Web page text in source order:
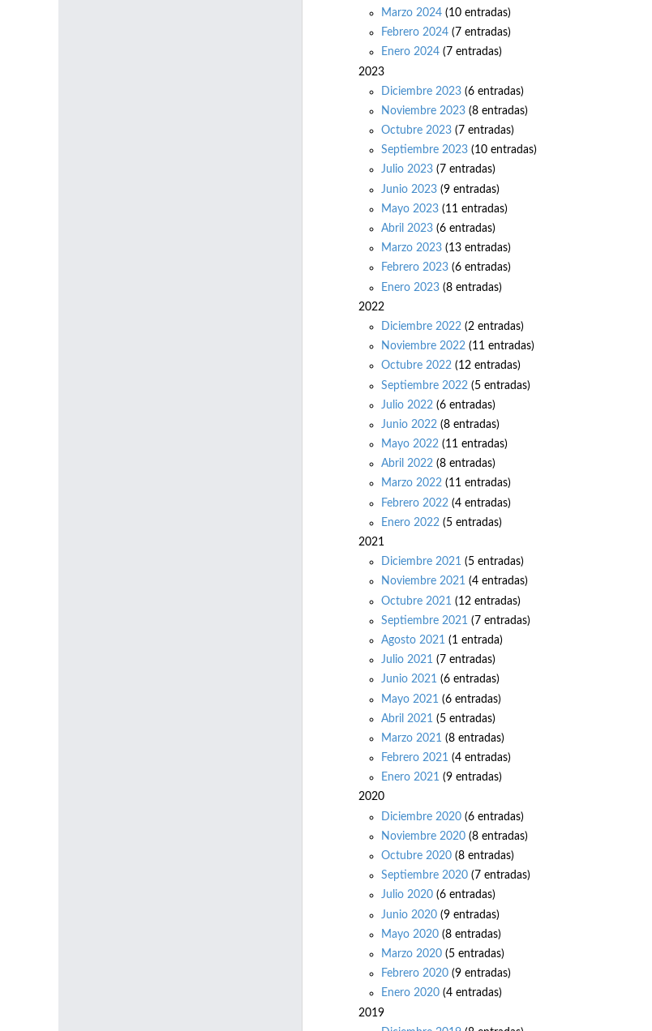
Marzo 2024 (10 entradas)
Febrero 2024 (7 entradas)
Enero 2024 (7 entradas)
2023
Diciembre 2023 (6 entradas)
Noviembre 2023 (8 entradas)
Octubre 2023 (7 entradas)
Septiembre 2023 (10 entradas)
Julio 2023 (7 entradas)
Junio 2023 (9 entradas)
Mayo 2023 (11 entradas)
Abril 2023 (6 entradas)
Marzo 2023 (13 entradas)
Febrero 2023 (6 entradas)
Enero 2023 (8 entradas)
2022
Diciembre 2022 (2 entradas)
Noviembre 2022 (11 entradas)
Octubre 2022 (12 entradas)
Septiembre 2022 (5 entradas)
Julio 2022 (6 entradas)
Junio 2022 (8 entradas)
Mayo 2022 (11 entradas)
Abril 2022 (8 entradas)
Marzo 2022 (11 entradas)
Febrero 2022 (4 entradas)
Enero 2022 (5 entradas)
2021
Diciembre 2021 (5 entradas)
Noviembre 2021 (4 entradas)
Octubre 2021 (12 entradas)
Septiembre 2021 (7 entradas)
Agosto 2021 (1 entrada)
Julio 2021 (7 entradas)
Junio 2021 (6 entradas)
Mayo 2021 (6 entradas)
Abril 2021 (5 entradas)
Marzo 2021 (8 entradas)
Febrero 2021 (4 entradas)
Enero 2021 (9 entradas)
2020
Diciembre 2020 (6 entradas)
Noviembre 2020 (8 entradas)
Octubre 2020 (8 entradas)
Septiembre 2020 (7 entradas)
Julio 2020 (6 entradas)
Junio 2020 (9 entradas)
Mayo 2020 (8 entradas)
Marzo 2020 (5 entradas)
Febrero 2020 (9 entradas)
Enero 2020 (4 entradas)
2019